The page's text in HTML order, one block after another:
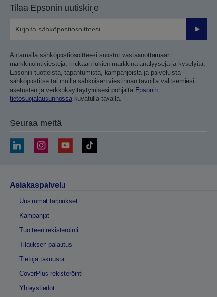
Tilaa Epsonin uutiskirje
Lähetä
Antamalla sähköpostiosoitteesi suostut vastaanottamaan
markkinointiviestejä, mukaan lukien markkina-analyysejä ja kyselyitä,
Epsonin tuotteista, tapahtumista, kampanjoista ja palveluista
sähköpostitse tai muilla sähköisen viestinnän tavoilla valitsemiesi
asetusten ja verkkokäyttäytymisesi pohjalta Epsonin
tietosuojalausunnossa kuvatulla tavalla.
Seuraa meitä
Asiakaspalvelu
Uusimmat tarjoukset
Kampanjat
Tuotteen rekisteröinti
Tilauksen palautus
Tietoja takuusta
CoverPlus-rekisteröinti
Yhteystiedot